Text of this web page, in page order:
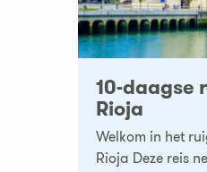
10-daagse
Rioja
Welkom in het
Rioja Deze reis